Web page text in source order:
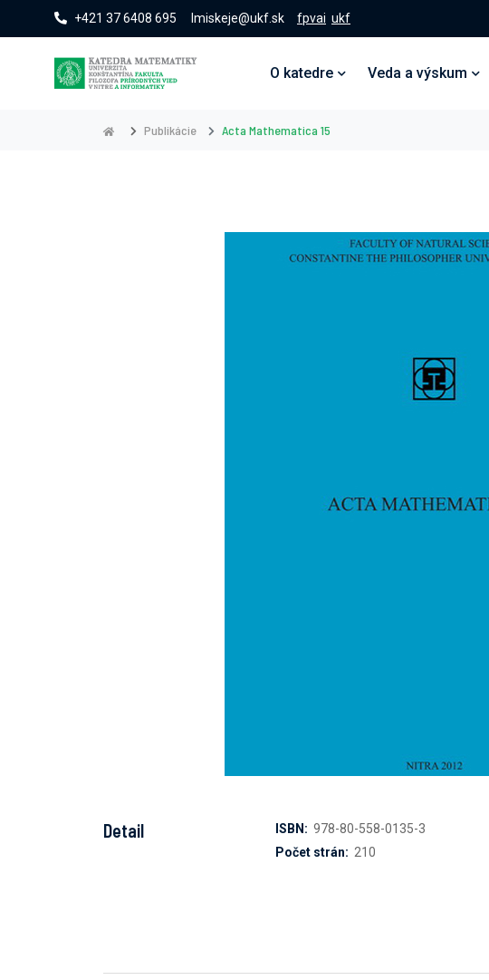
+421 37 6408 695 lmiskeje@ukf.sk fpvai ukf
O katedre Veda a výskum
Publikácie Acta Mathematica 15
Detail ISBN: 978-80-558-0135-3
Počet strán: 210